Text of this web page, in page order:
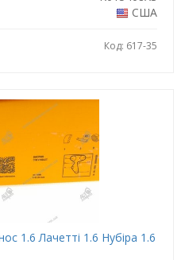
США
Код: 617-35
1.6 Лачетті 1.6 Нубіра 1.6